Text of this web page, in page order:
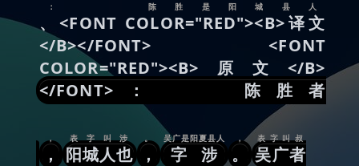
、<FONT COLOR="RED"><B>译文
</B></FONT> <FONT
COLOR="RED"><B>原文</B>
</FONT>： 陈胜者
： 陈胜是阳城县人
，
，
阳城人也
表字叫涉
，
。
字涉
吴广是阳夏县人
。
，
吴广者
表字叫叔